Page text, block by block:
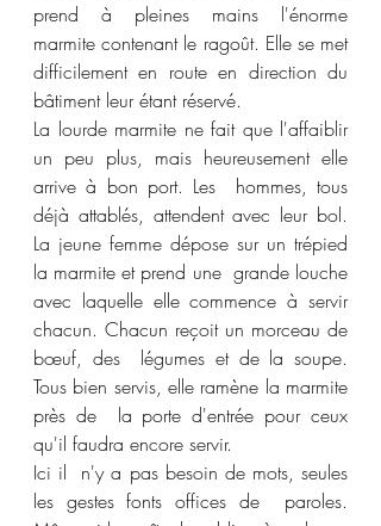
prend à pleines mains l'énorme
marmite contenant le ragoût. Elle se met
difficilement en route en direction du
bâtiment leur étant réservé.
La lourde marmite ne fait que l'affaiblir
un peu plus, mais heureusement elle
arrive à bon port. Les  hommes, tous
déjà attablés, attendent avec leur bol.
La jeune femme dépose sur un trépied
la marmite et prend une  grande louche
avec laquelle elle commence à servir
chacun. Chacun reçoit un morceau de
bœuf, des  légumes et de la soupe.
Tous bien servis, elle ramène la marmite
près de  la porte d'entrée pour ceux
qu'il faudra encore servir.
Ici il  n'y a pas besoin de mots, seules
les gestes fonts offices de  paroles.